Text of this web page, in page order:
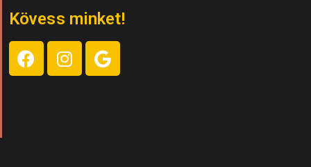
Kövess minket!